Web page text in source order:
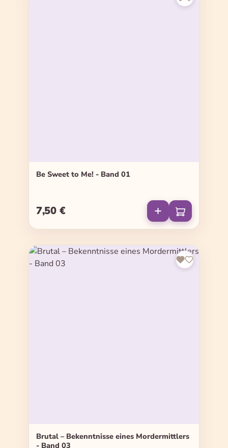
Be Sweet to Me! - Band 01
Regulärer Preis:
7,50 €
Brutal – Bekenntnisse eines Mordermittlers
- Band 03